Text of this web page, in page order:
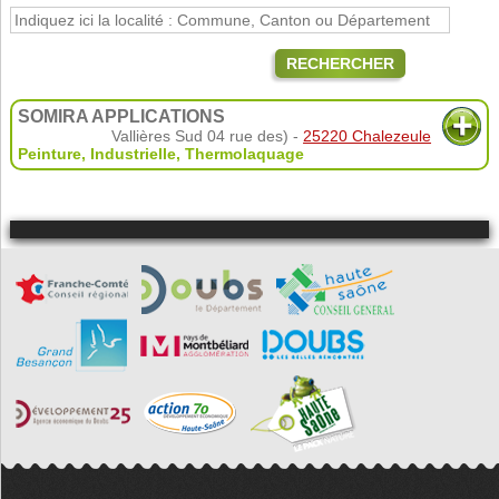
RECHERCHER
SOMIRA APPLICATIONS
Vallières Sud 04 rue des) - 25220 Chalezeule
Peinture, Industrielle, Thermolaquage